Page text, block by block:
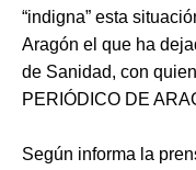
“indigna” esta
Aragón el que ha
de Sanidad, con
PERIÓDICO DE
Según informa la